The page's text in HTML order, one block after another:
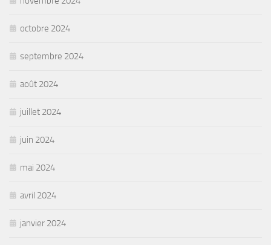
octobre 2024
septembre 2024
août 2024
juillet 2024
juin 2024
mai 2024
avril 2024
janvier 2024